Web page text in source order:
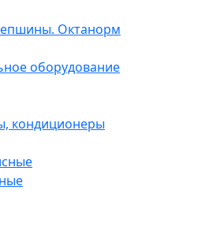
Октанорм
оборудование
кондиционеры